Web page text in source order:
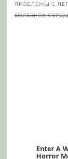
ПРОБЛЕМЫ С
БОЛЕЗНЯХ